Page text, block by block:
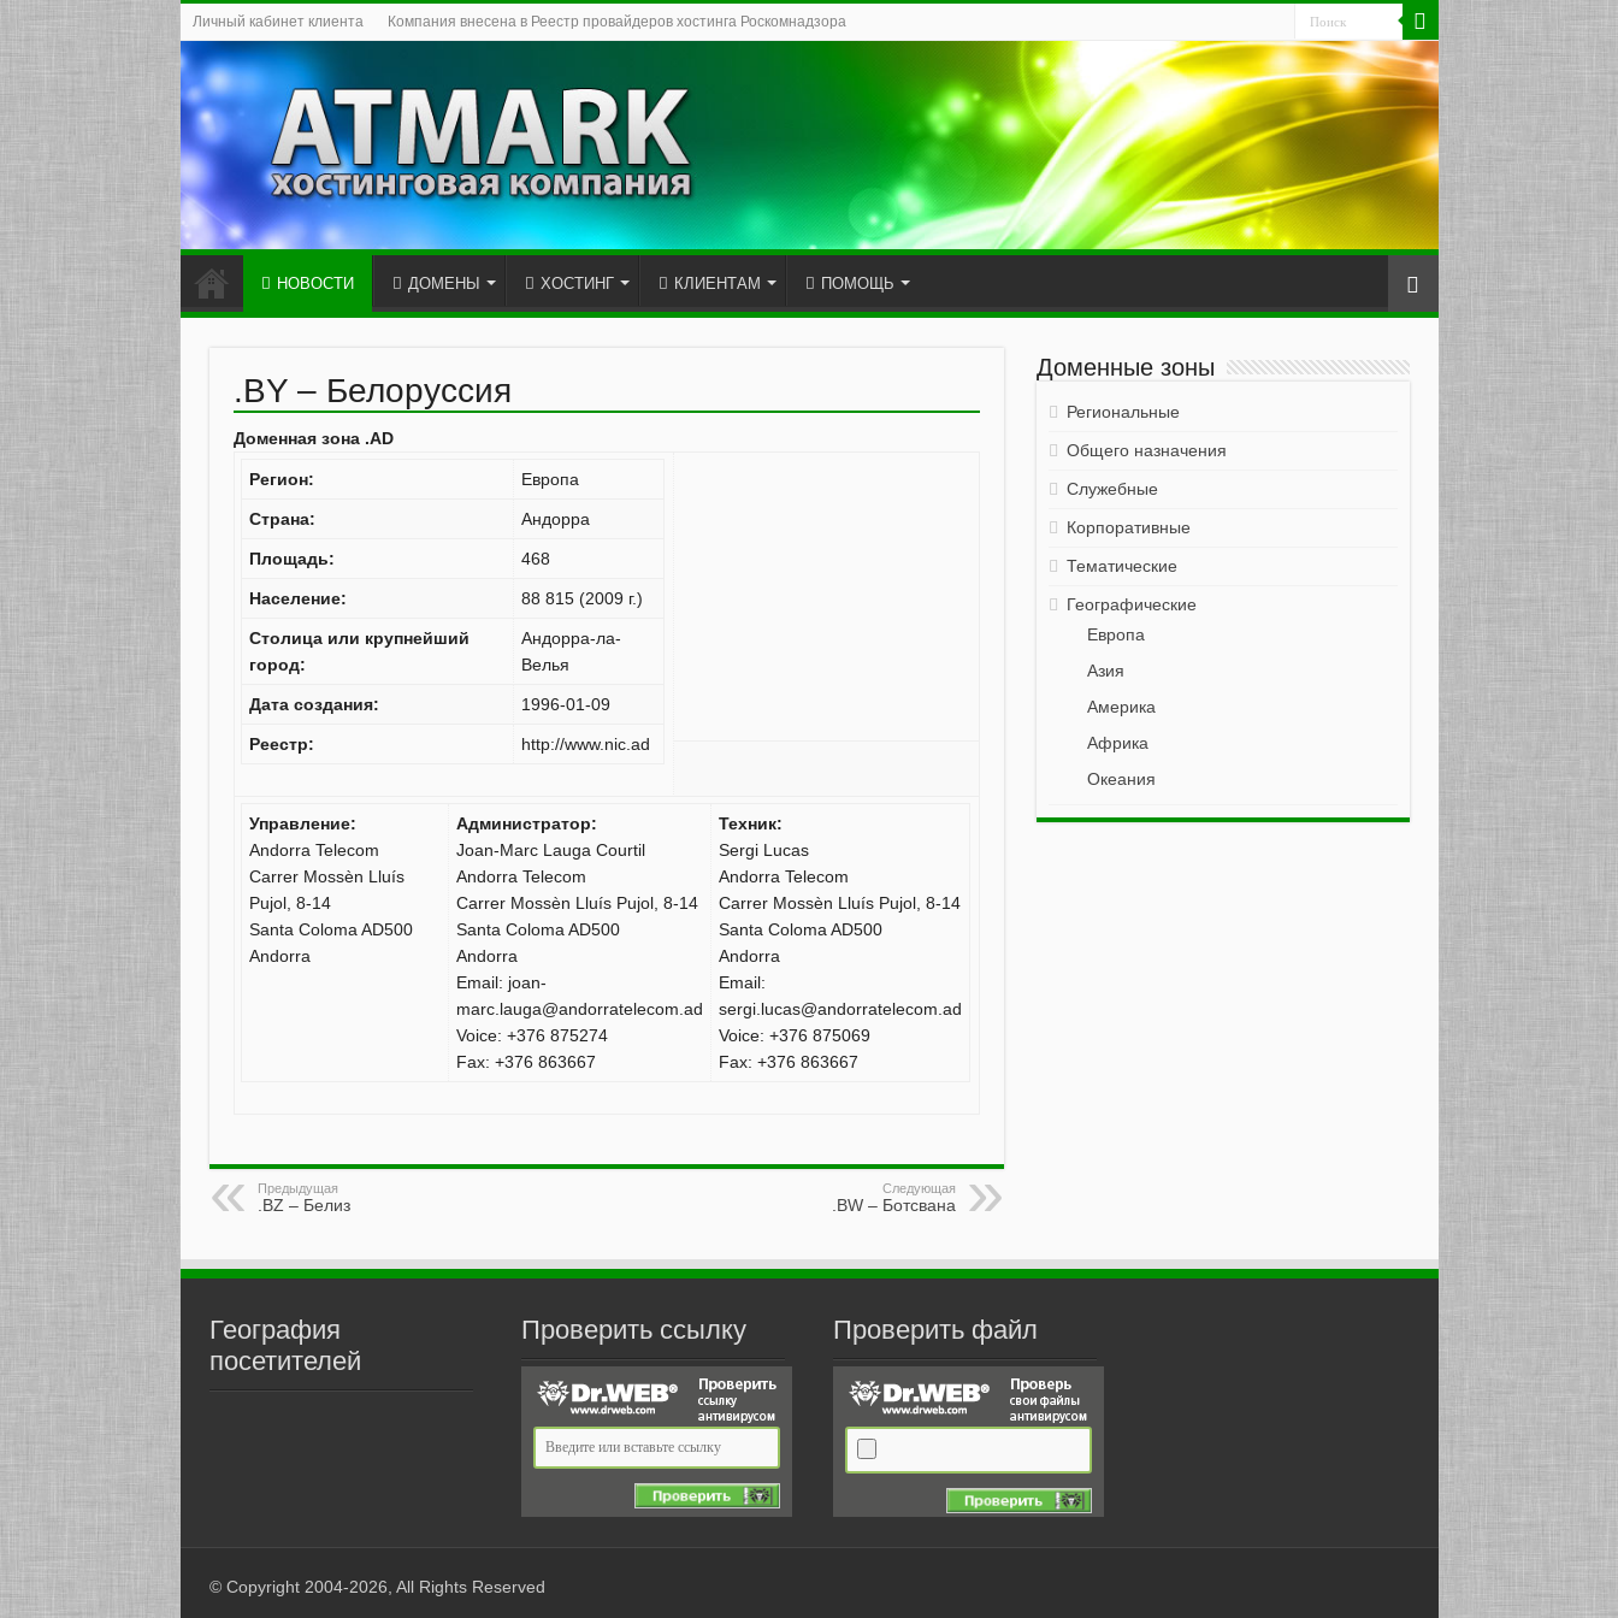
Личный кабинет клиента Компания внесена в Реестр провайдеров хостинга Роскомнадзора
НОВОСТИ ДОМЕНЫ ХОСТИНГ КЛИЕНТАМ ПОМОЩЬ
.BY – Белоруссия
Доменная зона .AD
Регион: Европа
Страна: Андорра
Площадь: 468
Население: 88 815 (2009 г.)
Столица или крупнейший
город:
Андорра-ла-
Велья
Дата создания: 1996-01-09
Реестр: http://www.nic.ad
Управление:
Andorra Telecom
Carrer Mossèn Lluís
Pujol, 8-14
Santa Coloma AD500
Andorra
Администратор:
Joan-Marc Lauga Courtil
Andorra Telecom
Carrer Mossèn Lluís Pujol, 8-14
Santa Coloma AD500
Andorra
Email: joan-
marc.lauga@andorratelecom.ad
Voice: +376 875274
Fax: +376 863667
Техник:
Sergi Lucas
Andorra Telecom
Carrer Mossèn Lluís Pujol, 8-14
Santa Coloma AD500
Andorra
Email:
sergi.lucas@andorratelecom.ad
Voice: +376 875069
Fax: +376 863667
Предыдущая
.BZ – Белиз
Следующая
.BW – Ботсвана
Доменные зоны
Региональные
Общего назначения
Служебные
Корпоративные
Тематические
Географические
Европа
Азия
Америка
Африка
Океания
География
посетителей
Проверить ссылку Проверить файл
© Copyright 2004-2026, All Rights Reserved